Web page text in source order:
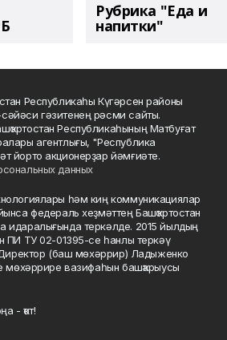
Рубрика "Еда и
напитки"
Республикаһы Күгәрсен районы
гәзитенең рәсми сайты.
Республикаһының Матбуғат
агентлығы, "Республика
йорто акционерҙар йәмғиәте.
данных
һәм киң коммуникациялар
федераль хеҙмәттең Башҡортостан
идаралығында теркәлде. 2015 йылдың
ПИ ТУ 02-01395-се һанлы теркәү
Директор (баш мөхәррир) Ладыженко
мөхәррире вазифаһын башҡарыусы
- ҡот!